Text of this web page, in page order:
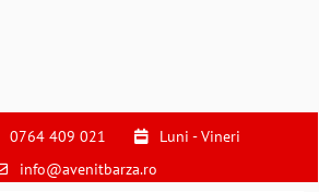
0764 409 021
Luni - Vineri
info@avenitbarza.ro